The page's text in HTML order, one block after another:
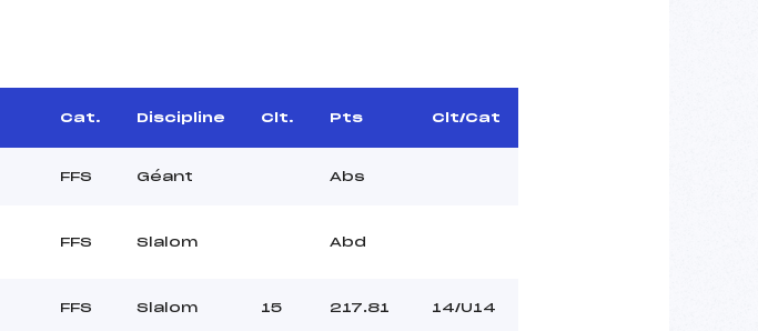
Cat. Discipline Clt. Pts Clt/Cat
FFS Géant Abs
FFS Slalom Abd
FFS Slalom 15 217.81 14/U14